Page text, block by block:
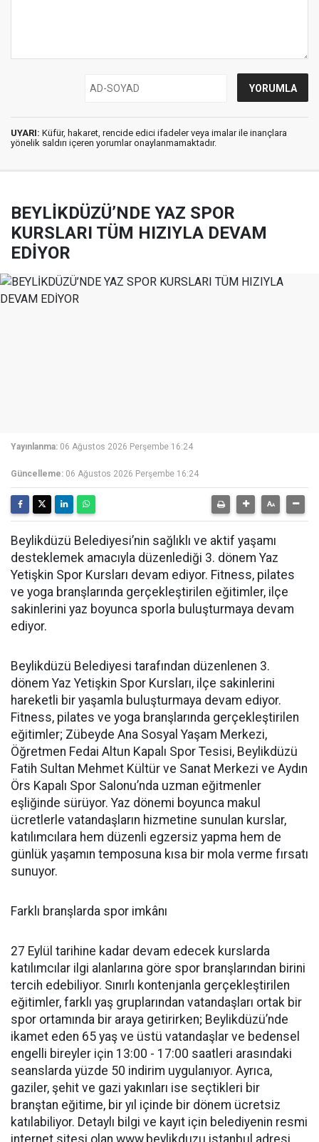
UYARI: Küfür, hakaret, rencide edici ifadeler veya imalar ile inançlara
yönelik saldırı içeren yorumlar onaylanmamaktadır.
BEYLİKDÜZÜ’NDE YAZ SPOR
KURSLARI TÜM HIZIYLA DEVAM
EDİYOR
Yayınlanma: 06 Ağustos 2026 Perşembe 16:24
Güncelleme: 06 Ağustos 2026 Perşembe 16:24
Beylikdüzü Belediyesi’nin sağlıklı ve aktif yaşamı
desteklemek amacıyla düzenlediği 3. dönem Yaz
Yetişkin Spor Kursları devam ediyor. Fitness, pilates
ve yoga branşlarında gerçekleştirilen eğitimler, ilçe
sakinlerini yaz boyunca sporla buluşturmaya devam
ediyor.
Beylikdüzü Belediyesi tarafından düzenlenen 3.
dönem Yaz Yetişkin Spor Kursları, ilçe sakinlerini
hareketli bir yaşamla buluşturmaya devam ediyor.
Fitness, pilates ve yoga branşlarında gerçekleştirilen
eğitimler; Zübeyde Ana Sosyal Yaşam Merkezi,
Öğretmen Fedai Altun Kapalı Spor Tesisi, Beylikdüzü
Fatih Sultan Mehmet Kültür ve Sanat Merkezi ve Aydın
Örs Kapalı Spor Salonu’nda uzman eğitmenler
eşliğinde sürüyor. Yaz dönemi boyunca makul
ücretlerle vatandaşların hizmetine sunulan kurslar,
katılımcılara hem düzenli egzersiz yapma hem de
günlük yaşamın temposuna kısa bir mola verme fırsatı
sunuyor.
Farklı branşlarda spor imkânı
27 Eylül tarihine kadar devam edecek kurslarda
katılımcılar ilgi alanlarına göre spor branşlarından birini
tercih edebiliyor. Sınırlı kontenjanla gerçekleştirilen
eğitimler, farklı yaş gruplarından vatandaşları ortak bir
spor ortamında bir araya getirirken; Beylikdüzü’nde
ikamet eden 65 yaş ve üstü vatandaşlar ve bedensel
engelli bireyler için 13:00 - 17:00 saatleri arasındaki
seanslarda yüzde 50 indirim uygulanıyor. Ayrıca,
gaziler, şehit ve gazi yakınları ise seçtikleri bir
branştan eğitime, bir yıl içinde bir dönem ücretsiz
katılabiliyor. Detaylı bilgi ve kayıt için belediyenin resmi
internet sitesi olan www.beylikduzu.istanbul adresi